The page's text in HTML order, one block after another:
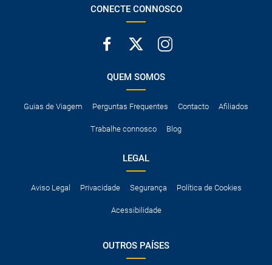
CONECTE CONNOSCO
QUEM SOMOS
Guias de Viagem Perguntas Frequentes Contacto Afiliados
Trabalhe connosco Blog
LEGAL
Aviso Legal Privacidade Segurança Política de Cookies
Acessibilidade
OUTROS PAÍSES